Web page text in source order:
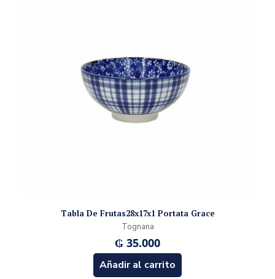
Tabla De Frutas28x17x1 Portata Grace
Tognana
₲ 35.000
Añadir al carrito